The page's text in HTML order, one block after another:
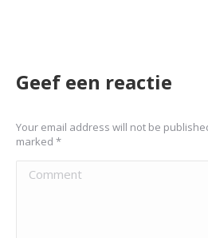
Geef een reactie
Your email address will not be
marked *
Comment